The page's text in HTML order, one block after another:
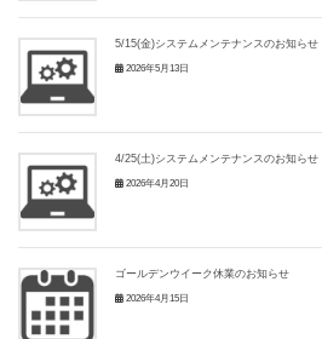
5/15(金)システムメンテナンスのお知らせ
2026年5月13日
4/25(土)システムメンテナンスのお知らせ
2026年4月20日
ゴールデンウイーク休業のお知らせ
2026年4月15日